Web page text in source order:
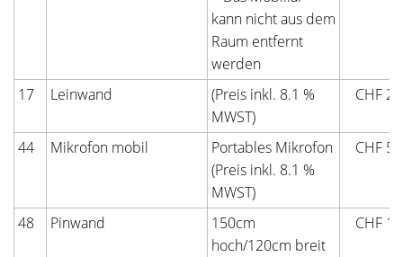
kann nicht aus dem
Raum entfernt
werden
17
Leinwand
(Preis inkl. 8.1 %
MWST)
CHF
44 Mikrofon mobil
Portables Mikrofon
(Preis inkl. 8.1 %
MWST)
CHF
48 Pinwand
150cm
hoch/120cm breit
CHF